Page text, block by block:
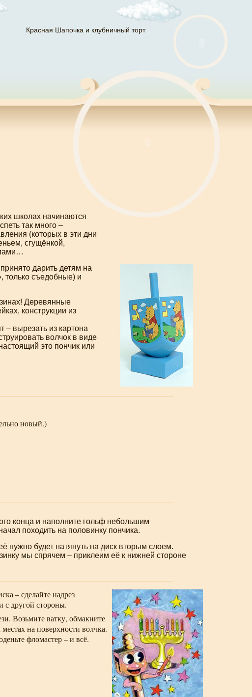
Красная Шапочка и клубничный торт
школах начинаются
так много –
(которых в эти дни
сгущёнкой,
дарить детям на
только съедобные) и
Деревянные
конструкции из
– вырезать из картона
волчок в виде
это пончик или
новый.)
конца и наполните гольф небольшим
походить на половинку пончика.
нужно будет натянуть на диск вторым слоем.
мы спрячем – приклеим её к нижней стороне
– сделайте надрез
с другой стороны.
Возьмите ватку, обмакните
на поверхности волчка.
фломастер – и всё.